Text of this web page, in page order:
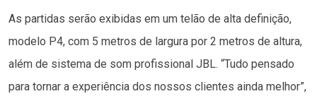
As partidas serão exibidas em um telão de alta definição,
modelo P4, com 5 metros de largura por 2 metros de altura,
além de sistema de som profissional JBL. “Tudo pensado
para tornar a experiência dos nossos clientes ainda melhor”,